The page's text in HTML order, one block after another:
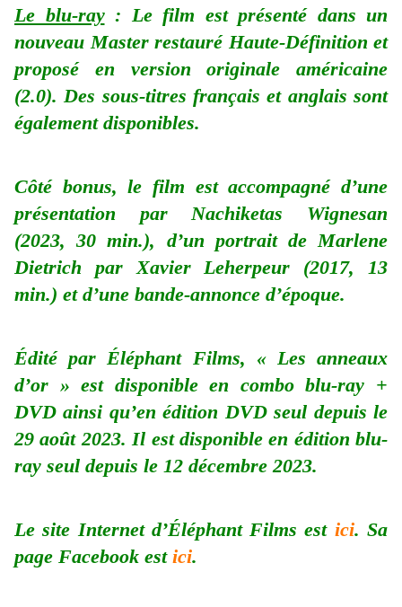
Le blu-ray: Le film est présenté dans un
nouveau Master restauré Haute-Définition et
proposé en version originale américaine
(2.0). Des sous-titres français et anglais sont
également disponibles.
Côté bonus, le film est accompagné d’une
présentation par Nachiketas Wignesan
(2023, 30 min.), d’un portrait de Marlene
Dietrich par Xavier Leherpeur (2017, 13
min.) et d’une bande-annonce d’époque.
Édité par Éléphant Films, « Les anneaux
d’or » est disponible en combo blu-ray +
DVD ainsi qu’en édition DVD seul depuis le
29 août 2023. Il est disponible en édition blu-
ray seul depuis le 12 décembre 2023.
Le site Internet d’Éléphant Films est ici. Sa
page Facebook est ici.